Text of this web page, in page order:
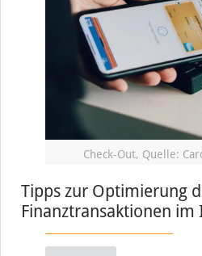
Check-Out, Quelle:
Tipps zur Optimierung
Finanztransaktionen